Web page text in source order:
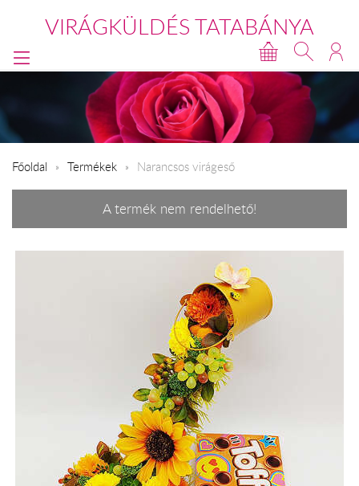
VIRÁGKÜLDÉS TATABÁNYA
Főoldal Termékek Narancsos virágeső
A termék nem rendelhető!